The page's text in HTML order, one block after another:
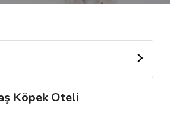
Köpek Oteli